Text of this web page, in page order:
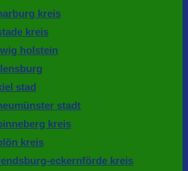
kreis
kreis
holstein
stad
stadt
kreis
kreis
eckernförde kreis